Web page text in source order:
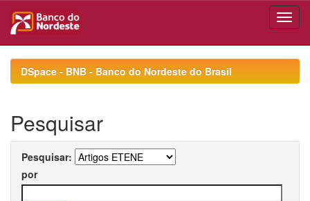
navigationDSpace - BNB - Banco do Nordeste do Brasil
Pesquisar
Pesquisar:
por